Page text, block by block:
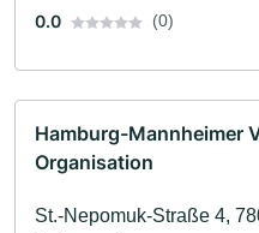
0.0 (0)
Hamburg-Mannheimer
Organisation
St.-Nepomuk-Straße 4,